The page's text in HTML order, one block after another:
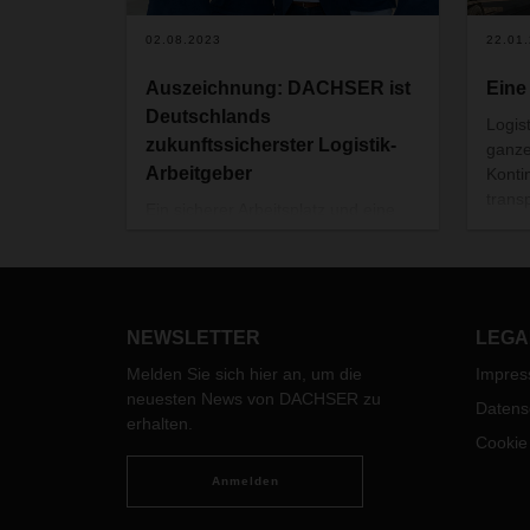
02.08.2023
Auszeichnung: DACHSER ist
Deutschlands
zukunftssicherster Logistik-
Arbeitgeber
Eine aktuelle Studie bescheinigt
NEWSLETTER
Melden Sie sich hier an, um die
neuesten News von DACHSER zu
erhalten.
Anmelden